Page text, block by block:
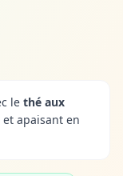
le thé aux
apaisant en